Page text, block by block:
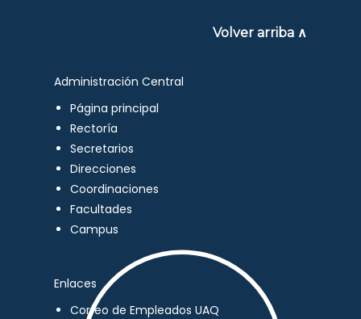
Volver arriba ∧
Administración Central
Página principal
Rectoría
Secretarios
Direcciones
Coordinaciones
Facultades
Campus
Enlaces
Correo de Empleados UAQ